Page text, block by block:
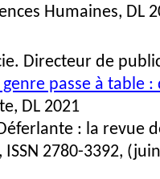
Humaines, DL
Directeur de
passe à table :
DL 2021
: la revue
2780-3392,